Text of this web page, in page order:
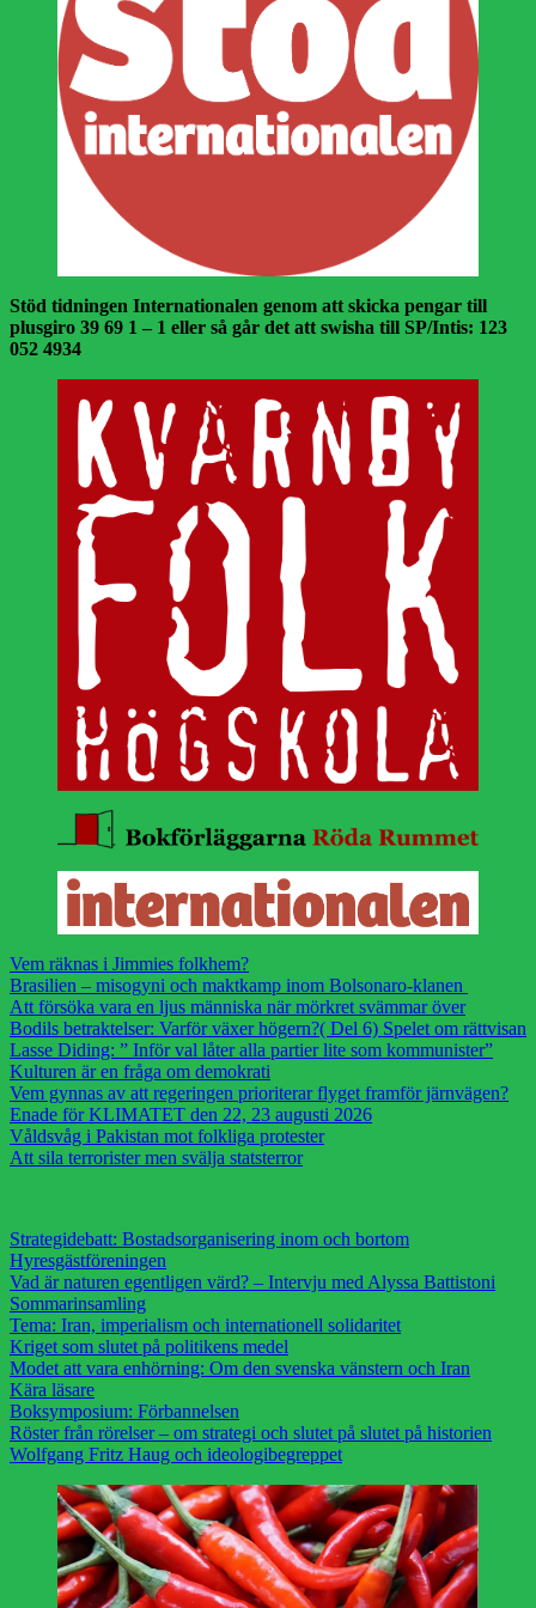
Stöd tidningen Internationalen genom att skicka pengar till
plusgiro 39 69 1 – 1 eller så går det att swisha till SP/Intis: 123
052 4934
Vem räknas i Jimmies folkhem?
Brasilien – misogyni och maktkamp inom Bolsonaro-klanen
Att försöka vara en ljus människa när mörkret svämmar över
Bodils betraktelser: Varför växer högern?( Del 6) Spelet om rättvisan
Lasse Diding: ” Inför val låter alla partier lite som kommunister”
Kulturen är en fråga om demokrati
Vem gynnas av att regeringen prioriterar flyget framför järnvägen?
Enade för KLIMATET den 22, 23 augusti 2026
Våldsvåg i Pakistan mot folkliga protester
Att sila terrorister men svälja statsterror
Strategidebatt: Bostadsorganisering inom och bortom
Hyresgästföreningen
Vad är naturen egentligen värd? – Intervju med Alyssa Battistoni
Sommarinsamling
Tema: Iran, imperialism och internationell solidaritet
Kriget som slutet på politikens medel
Modet att vara enhörning: Om den svenska vänstern och Iran
Kära läsare
Boksymposium: Förbannelsen
Röster från rörelser – om strategi och slutet på slutet på historien
Wolfgang Fritz Haug och ideologibegreppet